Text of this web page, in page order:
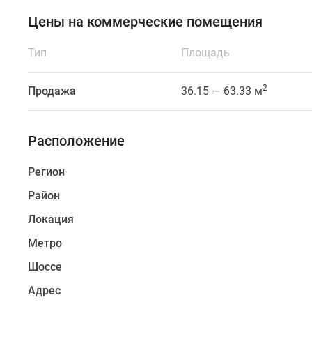
Петербурга.
находится
удобный
съезд
на
до
метро
«Лесная»
дойти
за
минут.
В
Цены на коммерческие помещения
Тип Площадь
Продажа 36.15 — 63.33 м2
Расположение
Регион
Район
Локация
Метро
Шоссе
Адрес